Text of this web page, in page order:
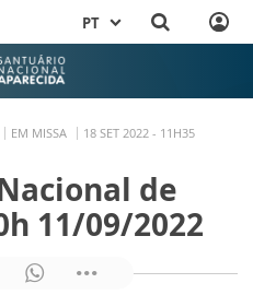
PT
EM MISSA 18 SET 2022 - 11H35
de
11/09/2022